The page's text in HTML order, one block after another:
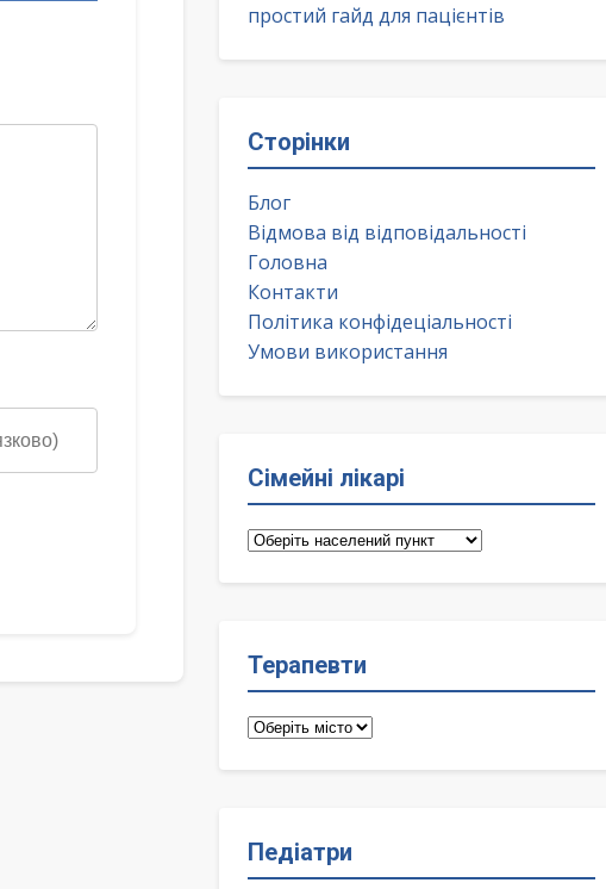
простий гайд для пацієнтів
Сторінки
Блог
Відмова від відповідальності
Головна
Контакти
Політика конфідеціальності
Умови використання
Сімейні лікарі
Сімейні
Терапевти
Терапевти
Педіатри